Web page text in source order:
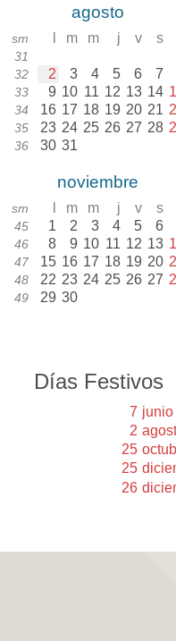
agosto
sm m m j v s
31
32 2 3 4 5 6 7
33 9 10 11 12 13 14
34 16 17 18 19 20 21
35 23 24 25 26 27 28
36 30 31
noviembre
sm m m j v s
45 1 2 3 4 5 6
46 8 9 10 11 12 13
47 15 16 17 18 19 20
48 22 23 24 25 26 27
49 29 30
Días Festivos
7 junio
2
25
25
26